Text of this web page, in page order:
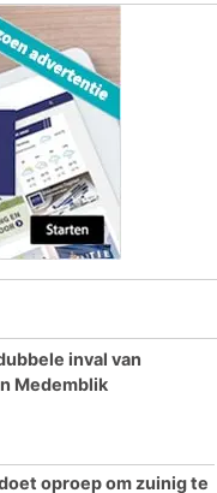
inval van
Medemblik
oproep om zuinig te